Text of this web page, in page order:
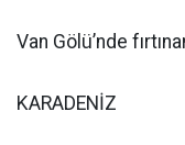
Van Gölü’nde
KARADENİZ